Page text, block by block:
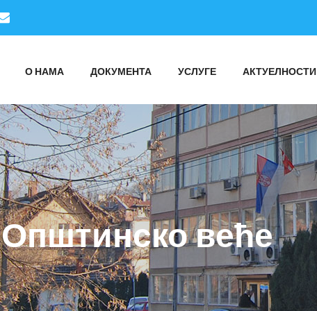
О НАМА ДОКУМЕНТА УСЛУГЕ АКТУЕЛНОСТИ
Општинско веће